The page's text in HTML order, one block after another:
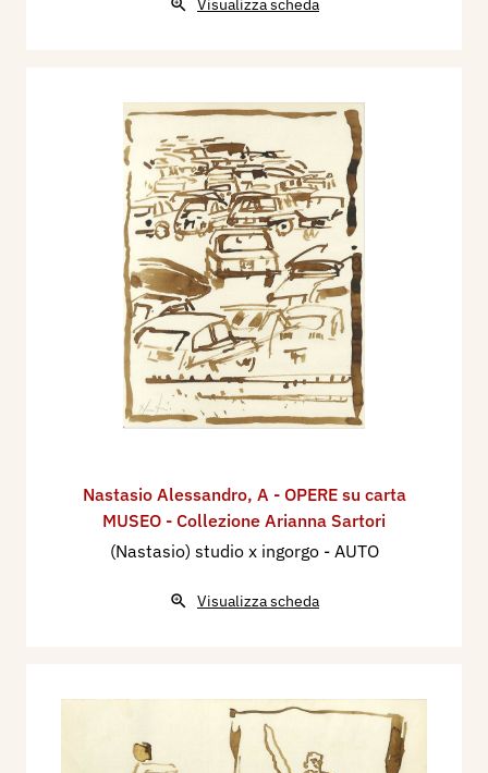
Visualizza scheda
Nastasio Alessandro, A - OPERE su carta
MUSEO - Collezione Arianna Sartori
(Nastasio) studio x ingorgo - AUTO
Visualizza scheda